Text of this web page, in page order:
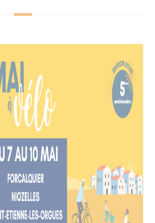
Maison France Services
Publications